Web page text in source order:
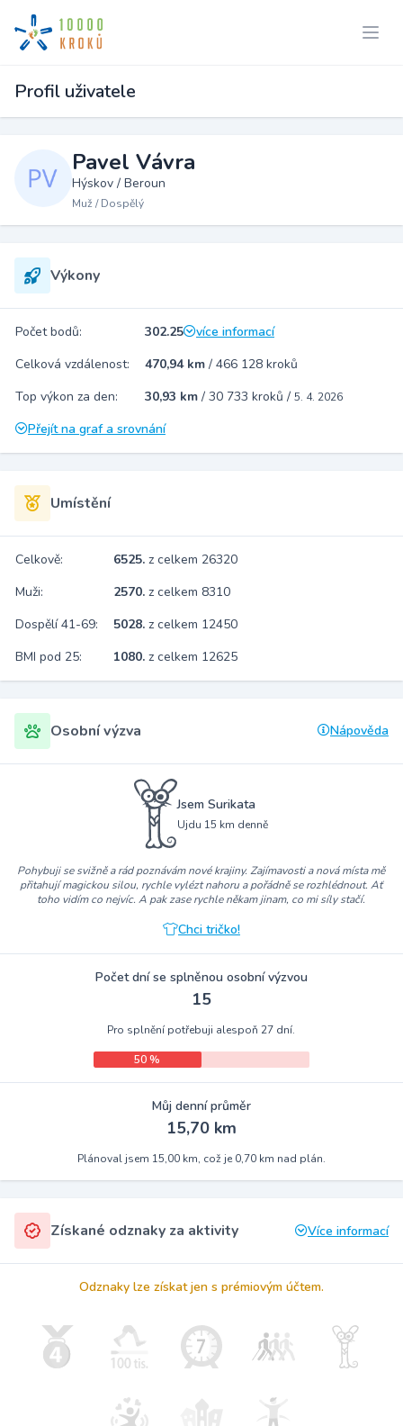
Profil uživatele
Pavel Vávra
Hýskov / Beroun
Muž / Dospělý
Výkony
Počet bodů: 302.25
více informací
Celková vzdálenost:
470,94 km / 466 128 kroků
Top výkon za den:
30,93 km / 30 733 kroků / 5. 4. 2026
Přejít na graf a srovnání
Umístění
Celkově: 6525. z celkem 26320
Muži:
2570. z celkem 8310
Dospělí 41-69:
5028. z celkem 12450
BMI pod 25:
1080. z celkem 12625
Osobní výzva Nápověda
Jsem Surikata
Ujdu 15 km denně
Pohybuji se svižně a rád poznávám nové krajiny. Zajímavosti a nová místa mě
přitahují magickou silou, rychle vylézt nahoru a pořádně se rozhlédnout. Ať
toho vidím co nejvíc. A pak zase rychle někam jinam, co mi síly stačí.
Chci tričko!
Počet dní se splněnou osobní výzvou
15
Pro splnění potřebuji alespoň 27 dní.
50 %
Můj denní průměr
15,70 km
Plánoval jsem 15,00 km, což je 0,70 km nad plán.
Získané odznaky za aktivity Více informací
Odznaky lze získat jen s prémiovým účtem.